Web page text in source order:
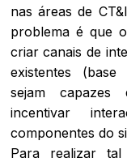
nas áreas de
problema é que
criar canais de
existentes
sejam capazes
incentivar
componentes do
Para realizar